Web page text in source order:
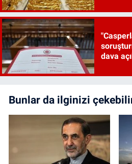
dava
Bunlar da ilginizi